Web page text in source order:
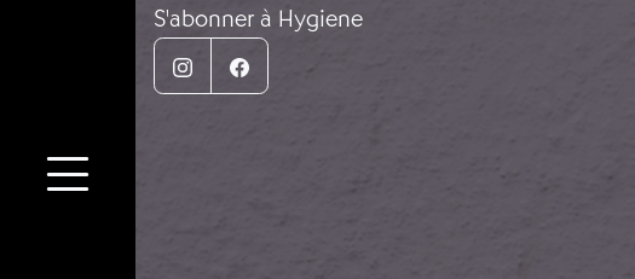
S'abonner à Hygiene
InstagramFacebook